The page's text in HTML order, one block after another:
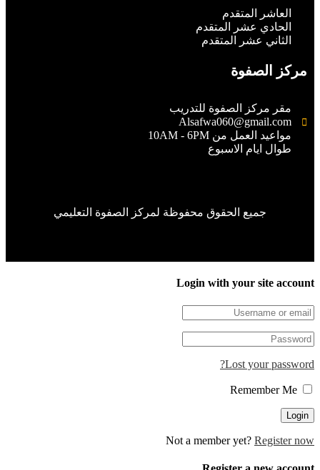
العاشر المتقدم
الحادي عشر المتقدم
الثاني عشر المتقدم
مركز الصفوة
مقر مركز الصفوة للتدريب
Alsafwa060@gmail.com
مواعيد العمل من 10AM - 6PM
طوال ايام الاسبوع
جميع الحقوق محفوظة لمركز الصفوة التعليمي
Login with your site
Lost your
Remember Me
Not a member yet?Register